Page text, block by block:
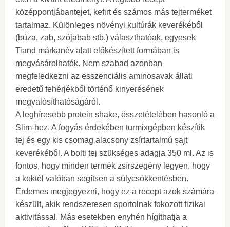
középpontjábantejet, kefirt és számos más tejterméket
tartalmaz. Különleges növényi kultúrák keverékéből
(búza, zab, szójabab stb.) választhatóak, egyesek
Tiand márkanév alatt előkészített formában is
megvásárolhatók. Nem szabad azonban
megfeledkezni az esszenciális aminosavak állati
eredetű fehérjékből történő kinyerésének
megvalósíthatóságáról.
A leghíresebb protein shake, összetételében hasonló a
Slim-hez. A fogyás érdekében turmixgépben készítik
tej és egy kis csomag alacsony zsírtartalmú sajt
keverékéből. A bolti tej szükséges adagja 350 ml. Az is
fontos, hogy minden termék zsírszegény legyen, hogy
a koktél valóban segítsen a súlycsökkentésben.
Érdemes megjegyezni, hogy ez a recept azok számára
készült, akik rendszeresen sportolnak fokozott fizikai
aktivitással. Más esetekben enyhén hígíthatja a